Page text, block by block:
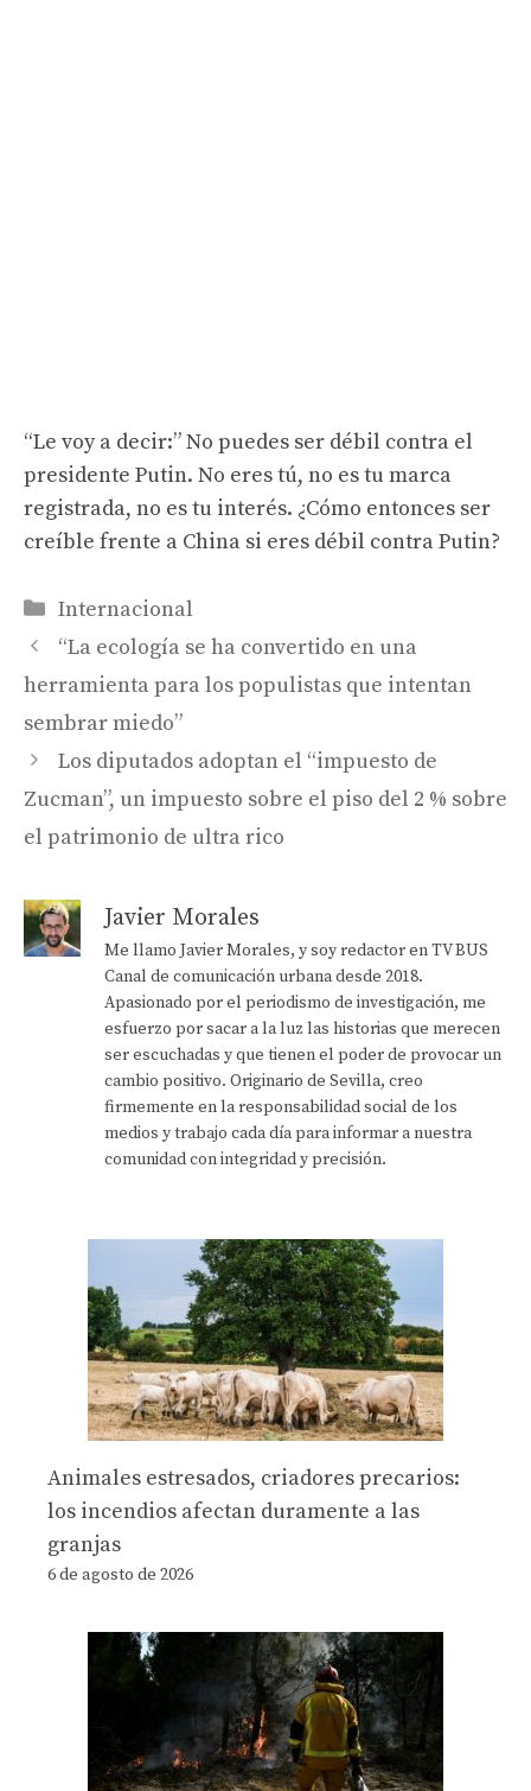
“Le voy a decir:” No puedes ser débil contra el
presidente Putin. No eres tú, no es tu marca
registrada, no es tu interés. ¿Cómo entonces ser
creíble frente a China si eres débil contra Putin?
Categorías
Internacional
“La ecología se ha convertido en una
herramienta para los populistas que intentan
sembrar miedo”
Los diputados adoptan el “impuesto de
Zucman”, un impuesto sobre el piso del 2 % sobre
el patrimonio de ultra rico
Javier Morales
Me llamo Javier Morales, y soy redactor en TV BUS
Canal de comunicación urbana desde 2018.
Apasionado por el periodismo de investigación, me
esfuerzo por sacar a la luz las historias que merecen
ser escuchadas y que tienen el poder de provocar un
cambio positivo. Originario de Sevilla, creo
firmemente en la responsabilidad social de los
medios y trabajo cada día para informar a nuestra
comunidad con integridad y precisión.
Animales estresados, criadores precarios:
los incendios afectan duramente a las
granjas
6 de agosto de 2026